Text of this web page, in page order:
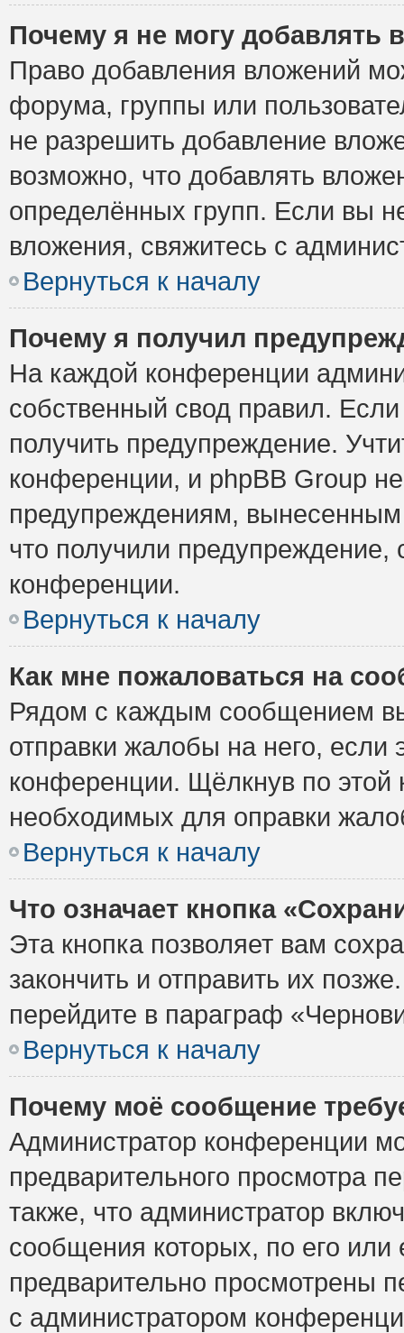
Почему я не могу добавлять
Право добавления вложений
форума, группы или
не разрешить добавление
возможно, что добавлять
определённых групп. Если вы
вложения, свяжитесь с
Вернуться к началу
Почему я получил
На каждой конференции
собственный свод правил.
получить предупреждение.
конференции, и phpBB Group
предупреждениям,
что получили предупреждение,
конференции.
Вернуться к началу
Как мне пожаловаться на
Рядом с каждым сообщением
отправки жалобы на него,
конференции. Щёлкнув по этой
необходимых для оправки
Вернуться к началу
Что означает кнопка
Эта кнопка позволяет вам
закончить и отправить их
перейдите в параграф
Вернуться к началу
Почему моё сообщение
Администратор конференции
предварительного просмотра
также, что администратор
сообщения которых, по его
предварительно просмотрены
с администратором